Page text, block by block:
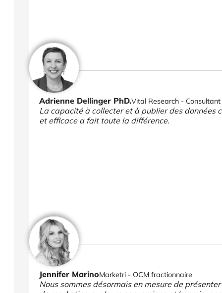
Adrienne Dellinger PhD.Vital Research -
La capacité à collecter et à publier des
et efficace a fait toute la différence.
Jennifer MarinoMarketri - OCM fractionnaire
Nous sommes désormais en mesure de